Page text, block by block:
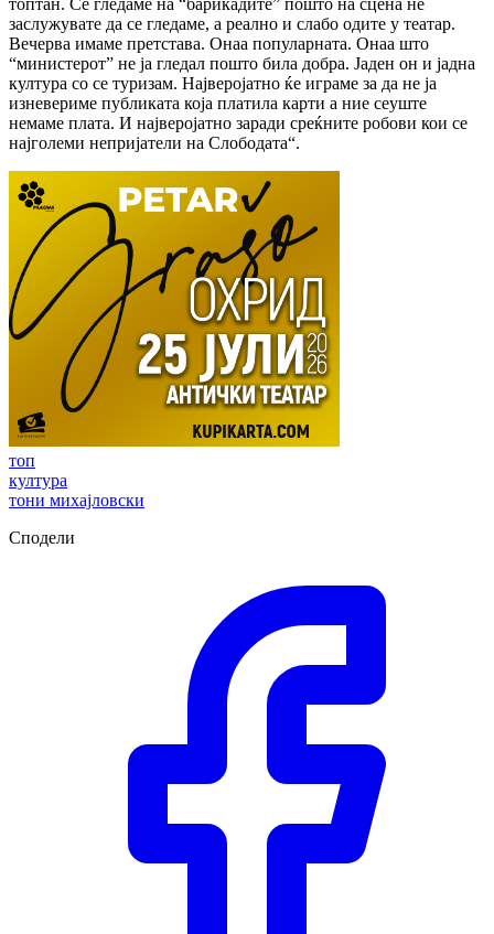
заслужувате да се гледаме, а реално и слабо одите у театар.
Вечерва имаме претстава. Онаа популарната. Онаа што
“министерот” не ја гледал пошто била добра. Јаден он и јадна
култура со се туризам. Најверојатно ќе играме за да не ја
изневериме публиката која платила карти а ние сеуште
немаме плата. И најверојатно заради среќните робови кои се
најголеми непријатели на Слободата“.
топ
култура
тони михајловски
Сподели